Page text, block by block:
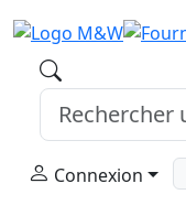
Connexion